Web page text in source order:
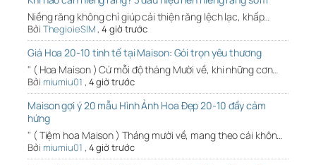
Niềng răng không chỉ giúp cải thiện răng lệch lạc, khấp…
Bởi ThegioieSIM,4 giờ trước
Giá Hoa 20-10 tinh tế tại Maison: Gói trọn yêu thương
" ( Hoa Maison ) Cứ mỗi độ tháng Mười về, khi những cơn…
Bởi miumiu01 , 4 giờ trước
Maison gợi ý 20 mẫu Hình Ảnh Hoa Đẹp 20-10 đầy cảm
hứng
" ( Tiệm hoa Maison ) Tháng mười về, mang theo cái khôn…
Bởi miumiu01 , 4 giờ trước